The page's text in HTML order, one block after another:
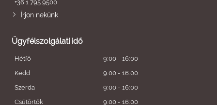
+36 1 795 9500
Írjon nekünk
Ügyfélszolgálati idő
Hétfő
9:00 - 16:00
Kedd
9:00 - 16:00
Szerda
9:00 - 16:00
Csütörtök
9:00 - 16:00